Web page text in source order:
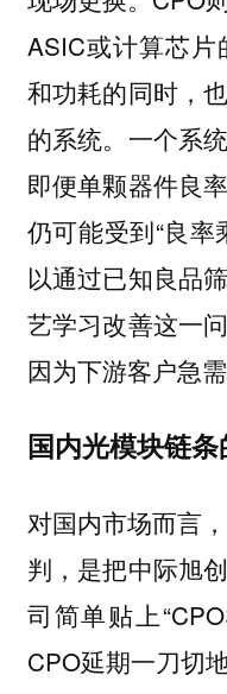
ASIC或计算芯
和功耗的同时，
的系统。一个系
即便单颗器件良
仍可能受到“良率
以通过已知良品
艺学习改善这一
因为下游客户急
国内光模块链
对国内市场而言
判，是把中际旭
司简单贴上
CPO延期一刀切